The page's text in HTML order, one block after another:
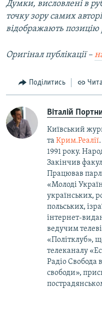
Думки, висловлені в
точку зору самих
відображають позицію
Оригінал публікації –
Поділитись
Віталій
Київський
та Крим.Реалії
1991 року.
Закінчив
Працював
«Молоді
українських,
польських,
інтернет-
ведучим
«Політклуб»,
телеканалу
Радіо Свобода
свободи»,